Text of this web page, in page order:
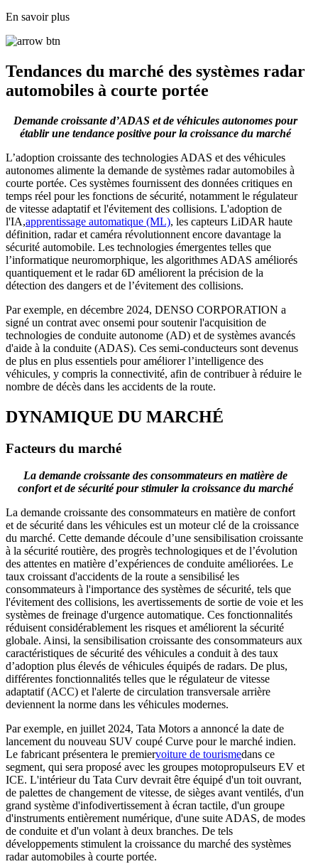
En savoir plus
Tendances du marché des systèmes radar
automobiles à courte portée
Demande croissante d’ADAS et de véhicules autonomes pour
établir une tendance positive pour la croissance du marché
L’adoption croissante des technologies ADAS et des véhicules
autonomes alimente la demande de systèmes radar automobiles à
courte portée. Ces systèmes fournissent des données critiques en
temps réel pour les fonctions de sécurité, notamment le régulateur
de vitesse adaptatif et l'évitement des collisions. L'adoption de
l'IA,apprentissage automatique (ML), les capteurs LiDAR haute
définition, radar et caméra révolutionnent encore davantage la
sécurité automobile. Les technologies émergentes telles que
l’informatique neuromorphique, les algorithmes ADAS améliorés
quantiquement et le radar 6D améliorent la précision de la
détection des dangers et de l’évitement des collisions.
Par exemple, en décembre 2024, DENSO CORPORATION a
signé un contrat avec onsemi pour soutenir l'acquisition de
technologies de conduite autonome (AD) et de systèmes avancés
d'aide à la conduite (ADAS). Ces semi-conducteurs sont devenus
de plus en plus essentiels pour améliorer l’intelligence des
véhicules, y compris la connectivité, afin de contribuer à réduire le
nombre de décès dans les accidents de la route.
DYNAMIQUE DU MARCHÉ
Facteurs du marché
La demande croissante des consommateurs en matière de
confort et de sécurité pour stimuler la croissance du marché
La demande croissante des consommateurs en matière de confort
et de sécurité dans les véhicules est un moteur clé de la croissance
du marché. Cette demande découle d’une sensibilisation croissante
à la sécurité routière, des progrès technologiques et de l’évolution
des attentes en matière d’expériences de conduite améliorées. Le
taux croissant d'accidents de la route a sensibilisé les
consommateurs à l'importance des systèmes de sécurité, tels que
l'évitement des collisions, les avertissements de sortie de voie et les
systèmes de freinage d'urgence automatique. Ces fonctionnalités
réduisent considérablement les risques et améliorent la sécurité
globale. Ainsi, la sensibilisation croissante des consommateurs aux
caractéristiques de sécurité des véhicules a conduit à des taux
d’adoption plus élevés de véhicules équipés de radars. De plus,
différentes fonctionnalités telles que le régulateur de vitesse
adaptatif (ACC) et l'alerte de circulation transversale arrière
deviennent la norme dans les véhicules modernes.
Par exemple, en juillet 2024, Tata Motors a annoncé la date de
lancement du nouveau SUV coupé Curve pour le marché indien.
Le fabricant présentera le premiervoiture de tourismedans ce
segment, qui sera proposé avec les groupes motopropulseurs EV et
ICE. L'intérieur du Tata Curv devrait être équipé d'un toit ouvrant,
de palettes de changement de vitesse, de sièges avant ventilés, d'un
grand système d'infodivertissement à écran tactile, d'un groupe
d'instruments entièrement numérique, d'une suite ADAS, de modes
de conduite et d'un volant à deux branches. De tels
développements stimulent la croissance du marché des systèmes
radar automobiles à courte portée.